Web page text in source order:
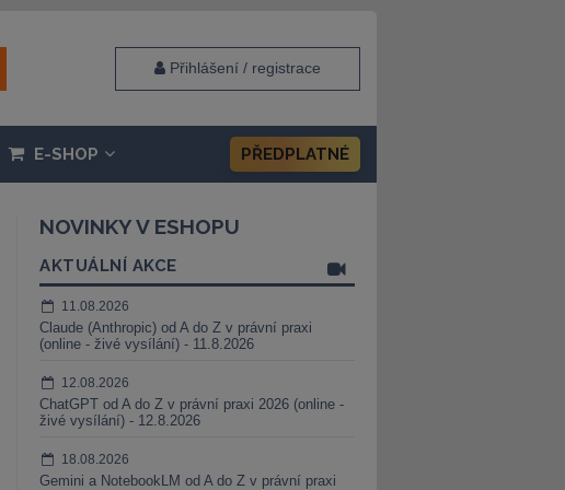
Přihlášení / registrace
E-SHOP PŘEDPLATNÉ
NOVINKY V ESHOPU
AKTUÁLNÍ AKCE
11.08.2026
Claude (Anthropic) od A do Z v právní praxi
(online - živé vysílání) - 11.8.2026
12.08.2026
ChatGPT od A do Z v právní praxi 2026 (online -
živé vysílání) - 12.8.2026
18.08.2026
Gemini a NotebookLM od A do Z v právní praxi